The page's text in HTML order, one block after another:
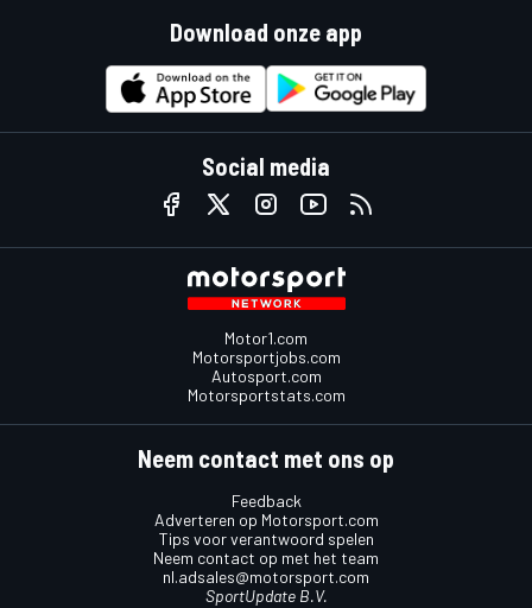
Download onze app
Social media
Motor1.com
Motorsportjobs.com
Autosport.com
Motorsportstats.com
Neem contact met ons op
Feedback
Adverteren op Motorsport.com
Tips voor verantwoord spelen
Neem contact op met het team
nl.adsales@motorsport.com
SportUpdate B.V.